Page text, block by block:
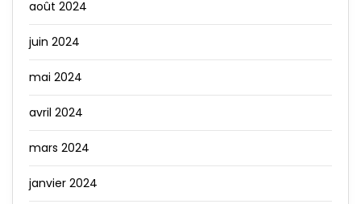
août 2024
juin 2024
mai 2024
avril 2024
mars 2024
janvier 2024